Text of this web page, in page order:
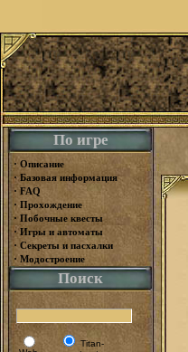
По игре
· Описание
· Базовая информация
· FAQ
· Прохождение
· Побочные квесты
· Игры и автоматы
· Секреты и пасхалки
· Модостроение
Поиск
Titan-